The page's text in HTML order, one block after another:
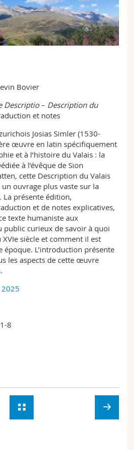
Bovier
Descriptio– Description du
et notes
Josias Simler (1530-
œuvre en latin spécifiquement
et à l’histoire du Valais : la
à l’évêque de Sion
cette Description du Valais
ouvrage plus vaste sur la
La présente édition,
et de notes explicatives,
texte humaniste aux
public curieux de savoir à quoi
siècle et comment il est
époque. L’introduction présente
les aspects de cette œuvre
2025
8